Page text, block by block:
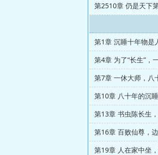
第2510章 仍是天下
第1章 沉睡十年物是
第4章 为了“长生”，
第7章 一休大师，八
第10章 八十年的沉
第13章 书虫陈长生
第16章 百败仙尊，
第19章 人在家中坐